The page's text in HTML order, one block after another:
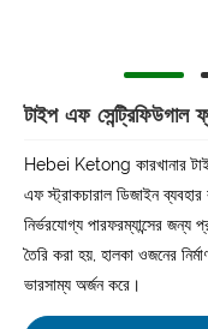
টাইপ এফ সেন্ট্রিফিউগাল
Hebei Ketong কারখানার
এফ স্ট্রাকচারাল ডিজাইন
নির্ভরযোগ্য পারফরম্যান্সের
তৈরি করা হয়, হালকা ওজনের
ভারসাম্য অর্জন করে।